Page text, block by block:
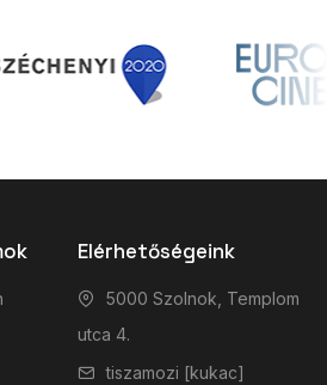
Elérhetőségeink
5000 Szolnok, Templom
utca 4.
tiszamozi [kukac]